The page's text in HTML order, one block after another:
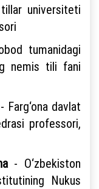
universiteti
tumanidagi
nemis tili fani
Farg‘ona davlat
professori,
- O‘zbekiston
Nukus